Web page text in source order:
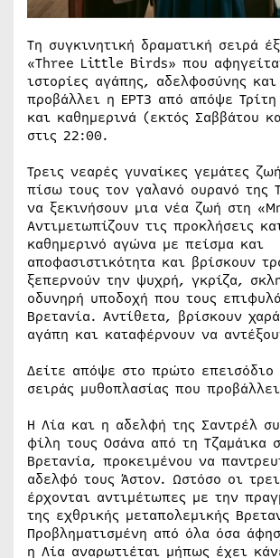
Τη συγκινητική δραματική σειρά
«Three Little Birds» που
ιστορίες αγάπης, αδελφοσύνης και
προβάλλει η ΕΡΤ3 από απόψε
και καθημερινά (εκτός Σαββάτου
στις 22:00.
Τρεις νεαρές γυναίκες γεμάτες
πίσω τους τον γαλανό ουρανό της
να ξεκινήσουν μια νέα ζωή στη
Αντιμετωπίζουν τις προκλήσεις
καθημερινό αγώνα με πείσμα και
αποφασιστικότητα και βρίσκουν
ξεπερνούν την ψυχρή, γκρίζα,
οδυνηρή υποδοχή που τους
Βρετανία. Αντίθετα, βρίσκουν
αγάπη και καταφέρνουν να
Δείτε απόψε στο πρώτο επεισόδιο
σειράς μυθοπλασίας που
Η Λία και η αδελφή της Σαντρέλ
φίλη τους Οσάνα από τη Τζαμάικα
Βρετανία, προκειμένου να
αδελφό τους Άστον. Ωστόσο οι
έρχονται αντιμέτωπες με την
της εχθρικής μεταπολεμικής
Προβληματισμένη από όλα όσα
η Λία αναρωτιέται μήπως έχει